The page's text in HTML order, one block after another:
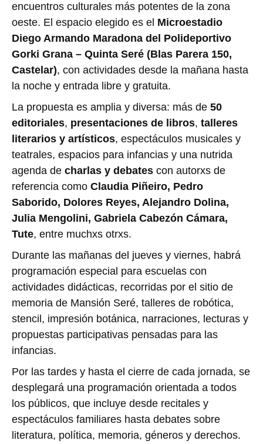
encuentros culturales más potentes de la zona
oeste. El espacio elegido es el Microestadio
Diego Armando Maradona del Polideportivo
Gorki Grana – Quinta Seré (Blas Parera 150,
Castelar), con actividades desde la mañana hasta
la noche y entrada libre y gratuita.
La propuesta es amplia y diversa: más de 50
editoriales, presentaciones de libros, talleres
literarios y artísticos, espectáculos musicales y
teatrales, espacios para infancias y una nutrida
agenda de charlas y debates con autorxs de
referencia como Claudia Piñeiro, Pedro
Saborido, Dolores Reyes, Alejandro Dolina,
Julia Mengolini, Gabriela Cabezón Cámara,
Tute, entre muchxs otrxs.
Durante las mañanas del jueves y viernes, habrá
programación especial para escuelas con
actividades didácticas, recorridas por el sitio de
memoria de Mansión Seré, talleres de robótica,
stencil, impresión botánica, narraciones, lecturas y
propuestas participativas pensadas para las
infancias.
Por las tardes y hasta el cierre de cada jornada, se
desplegará una programación orientada a todos
los públicos, que incluye desde recitales y
espectáculos familiares hasta debates sobre
literatura, política, memoria, géneros y derechos.